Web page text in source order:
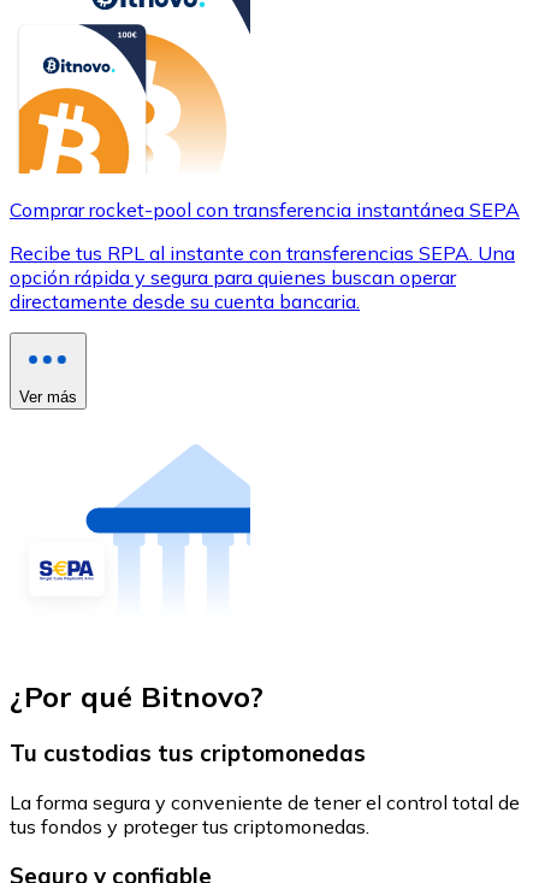
Comprar rocket-pool con transferencia instantánea SEPA
Recibe tus RPL al instante con transferencias SEPA. Una
opción rápida y segura para quienes buscan operar
directamente desde su cuenta bancaria.
Ver más
¿Por qué Bitnovo?
Tu custodias tus criptomonedas
La forma segura y conveniente de tener el control total de
tus fondos y proteger tus criptomonedas.
Seguro y confiable